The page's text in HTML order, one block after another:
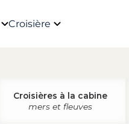
Croisière
Croisières à la cabine
mers et fleuves